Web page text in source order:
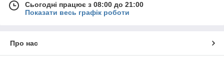
Сьогодні працює з 08:00 до 21:00
Показати весь графік роботи
Про нас